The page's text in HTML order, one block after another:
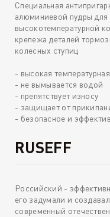
Специальная
алюминиевой пудры для
высокотемпературной
крепежа деталей
колесных ступиц
- высокая
- не вымывается водой
- препятствует износу
- защищает от
- безопасное и
RUSEFF
Российский -
его задумали и
современный